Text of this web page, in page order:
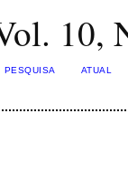
10,
PESQUISA ATUAL